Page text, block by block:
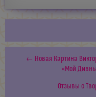
← Новая Картина
«Мой
Отзывы о